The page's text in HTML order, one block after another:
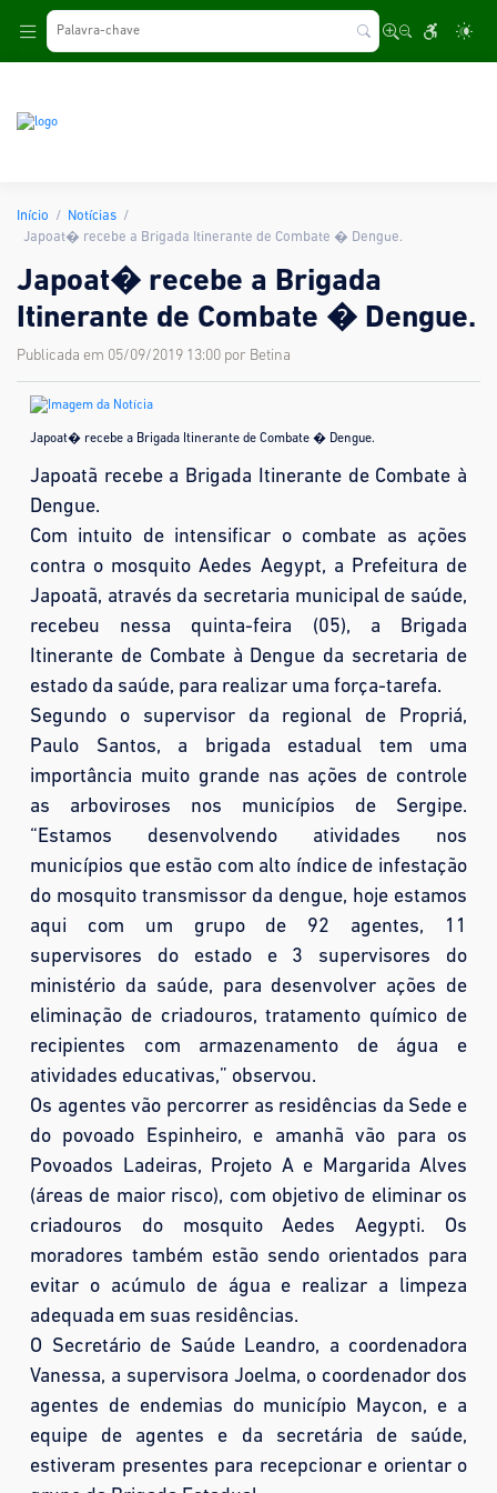
Início
Notícias
Japoat� recebe a Brigada Itinerante de Combate � Dengue.
Japoat� recebe a Brigada
Itinerante de Combate � Dengue.
Publicada em 05/09/2019 13:00 por Betina
Japoat� recebe a Brigada Itinerante de Combate � Dengue.
Japoatã recebe a Brigada Itinerante de Combate à
Dengue.
Com intuito de intensificar o combate as ações
contra o mosquito Aedes Aegypt, a Prefeitura de
Japoatã, através da secretaria municipal de saúde,
recebeu nessa quinta-feira (05), a Brigada
Itinerante de Combate à Dengue da secretaria de
estado da saúde, para realizar uma força-tarefa.
Segundo o supervisor da regional de Propriá,
Paulo Santos, a brigada estadual tem uma
importância muito grande nas ações de controle
as arboviroses nos municípios de Sergipe.
“Estamos desenvolvendo atividades nos
municípios que estão com alto índice de infestação
do mosquito transmissor da dengue, hoje estamos
aqui com um grupo de 92 agentes, 11
supervisores do estado e 3 supervisores do
ministério da saúde, para desenvolver ações de
eliminação de criadouros, tratamento químico de
recipientes com armazenamento de água e
atividades educativas,” observou.
Os agentes vão percorrer as residências da Sede e
do povoado Espinheiro, e amanhã vão para os
Povoados Ladeiras, Projeto A e Margarida Alves
(áreas de maior risco), com objetivo de eliminar os
criadouros do mosquito Aedes Aegypti. Os
moradores também estão sendo orientados para
evitar o acúmulo de água e realizar a limpeza
adequada em suas residências.
O Secretário de Saúde Leandro, a coordenadora
Vanessa, a supervisora Joelma, o coordenador dos
agentes de endemias do município Maycon, e a
equipe de agentes e da secretária de saúde,
estiveram presentes para recepcionar e orientar o